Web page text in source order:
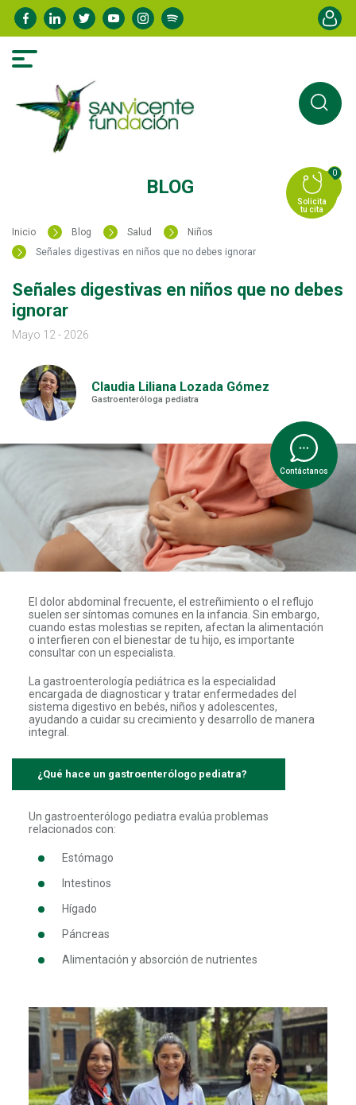
Pasar
al
Menú
BLOG
0
Inicio Blog Salud
Niños
Señales digestivas en niños que no debes ignorar
Señales digestivas en niños que no debes
ignorar
Mayo 12 - 2026
Claudia Liliana Lozada Gómez
Gastroenteróloga pediatra
El dolor abdominal frecuente, el estreñimiento o el reflujo
suelen ser síntomas comunes en la infancia. Sin embargo,
cuando estas molestias se repiten, afectan la alimentación
o interfieren con el bienestar de tu hijo, es importante
consultar con un especialista.
La gastroenterología pediátrica es la especialidad
encargada de diagnosticar y tratar enfermedades del
sistema digestivo en bebés, niños y adolescentes,
ayudando a cuidar su crecimiento y desarrollo de manera
integral.
¿Qué hace un gastroenterólogo pediatra?
Un gastroenterólogo pediatra evalúa problemas
relacionados con:
Estómago
Intestinos
Hígado
Páncreas
Alimentación y absorción de nutrientes
Contáctanos
Solicita
tu cita